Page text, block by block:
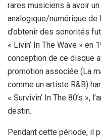
rares musiciens à avoir
analogique/numérique de
d’obtenir des sonorités
« Livin’ In The Wave »
conception de ce disque
promotion associée (La
comme un artiste R&B)
« Survivin’ In The 80’s »,
destin.
Pendant cette période, il